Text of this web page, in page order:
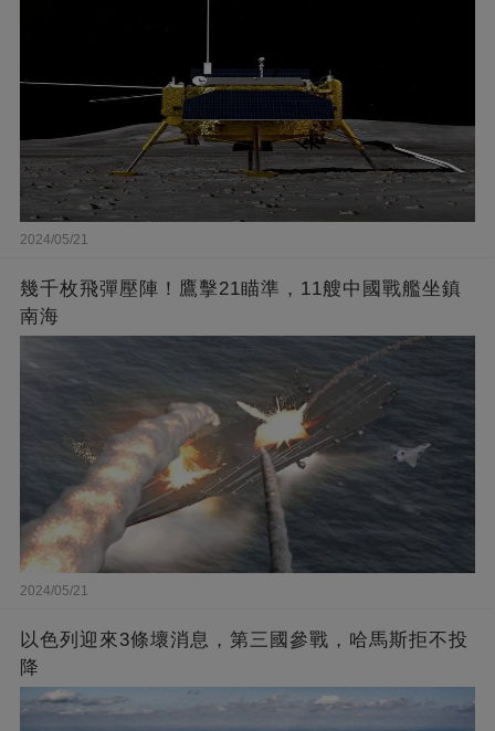
2024/05/21
幾千枚飛彈壓陣！鷹擊21瞄準，11艘中國戰艦坐鎮
南海
2024/05/21
以色列迎來3條壞消息，第三國參戰，哈馬斯拒不投
降